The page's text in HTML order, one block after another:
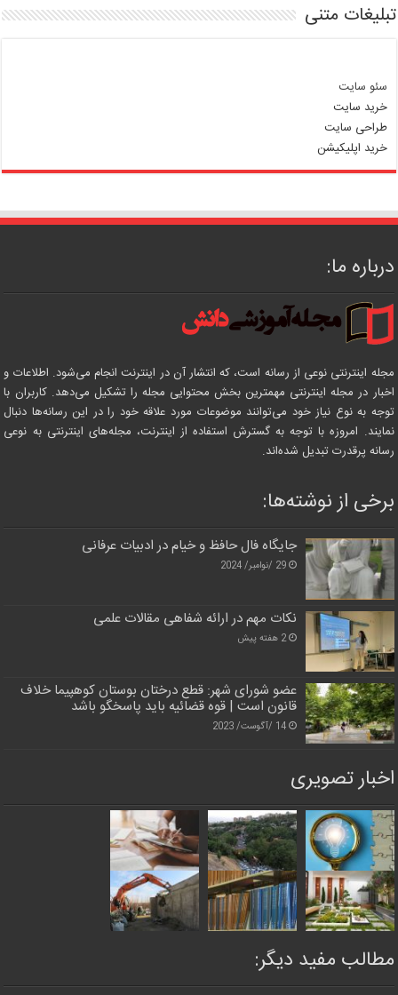
تبلیغات متنی
سئو سایت
خرید سایت
طراحی سایت
خرید اپلیکیشن
درباره ما:
مجله اینترنتی نوعی از رسانه است، که انتشار آن در اینترنت انجام می‌شود. اطلاعات و
اخبار در مجله اینترنتی مهمترین بخش محتوایی مجله را تشکیل می‌دهد. کاربران با
توجه به نوع نیاز خود می‌توانند موضوعات مورد علاقه خود را در این رسانه‌ها دنبال
نمایند. امروزه با توجه به گسترش استفاده از اینترنت، مجله‌های اینترنتی به نوعی
رسانه پرقدرت تبدیل شده‌اند.
برخی از نوشته‌ها:
جایگاه فال حافظ و خیام در ادبیات عرفانی
29 /نوامبر/ 2024
نکات مهم در ارائه شفاهی مقالات علمی
2 هفته پیش
عضو شورای شهر: قطع درختان بوستان کوهپیما خلاف
قانون است | قوه قضائیه باید پاسخگو باشد
14 /آگوست/ 2023
اخبار تصویری
مطالب مفید دیگر: